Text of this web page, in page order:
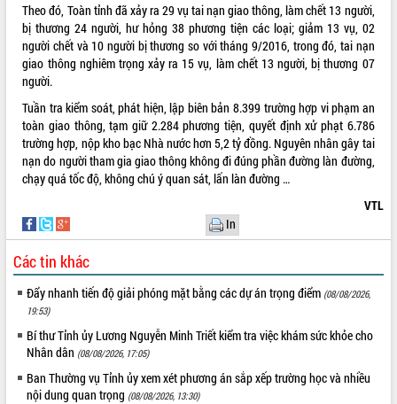
VIDEO
Theo đó, Toàn tỉnh đã xảy ra 29 vụ tai nạn giao thông, làm chết 13 người,
bị thương 24 người, hư hỏng 38 phương tiện các loại; giảm 13 vụ, 02
người chết và 10 người bị thương so với tháng 9/2016, trong đó, tai nạn
giao thông nghiêm trọng xảy ra 15 vụ, làm chết 13 người, bị thương 07
người.
Tuần tra kiểm soát, phát hiện, lập biên bản 8.399 trường hợp vi phạm an
toàn giao thông, tạm giữ 2.284 phương tiện, quyết định xử phạt 6.786
trường hợp, nộp kho bạc Nhà nước hơn 5,2 tỷ đồng. Nguyên nhân gây tai
nạn do người tham gia giao thông không đi đúng phần đường làn đường,
chạy quá tốc độ, không chú ý quan sát, lấn làn đường …
VTL
In
Các tin khác
Đẩy nhanh tiến độ giải phóng mặt bằng các dự án trọng điểm (08/08/2026,
19:53)
Bí thư Tỉnh ủy Lương Nguyễn Minh Triết kiểm tra việc khám sức khỏe cho
Nhân dân (08/08/2026, 17:05)
Ban Thường vụ Tỉnh ủy xem xét phương án sắp xếp trường học và nhiều
nội dung quan trọng (08/08/2026, 13:30)